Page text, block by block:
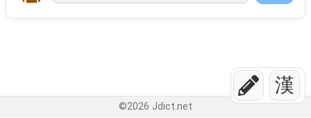
漢
©2026 Jdict.net